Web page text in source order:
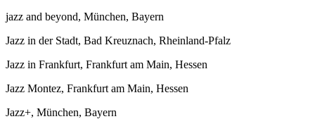
jazz and beyond, München, Bayern
Jazz in der Stadt, Bad Kreuznach, Rheinland-Pfalz
Jazz in Frankfurt, Frankfurt am Main, Hessen
Jazz Montez, Frankfurt am Main, Hessen
Jazz+, München, Bayern